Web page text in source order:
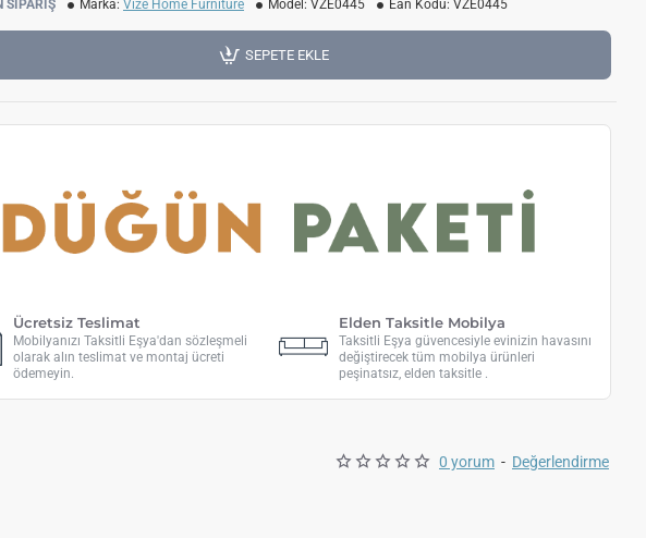
0 yorum - Değerlendirme
SIPARIŞ Marka: Vize Home Furniture Model: VZE0445 Ean Kodu: VZE0445
SEPETE EKLE
Ücretsiz Teslimat
Mobilyanızı Taksitli Eşya'dan sözleşmeli
olarak alın teslimat ve montaj ücreti
ödemeyin.
Elden Taksitle Mobilya
Taksitli Eşya güvencesiyle evinizin havasını
değiştirecek tüm mobilya ürünleri
peşinatsız, elden taksitle .